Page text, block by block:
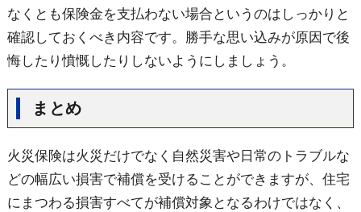
なくとも保険金を支払わない場合というのはしっかりと
確認しておくべき内容です。勝手な思い込みが原因で後
悔したり憤慨したりしないようにしましょう。
まとめ
火災保険は火災だけでなく自然災害や日常のトラブルな
どの幅広い損害で補償を受けることができますが、住宅
にまつわる損害すべてが補償対象となるわけではなく、